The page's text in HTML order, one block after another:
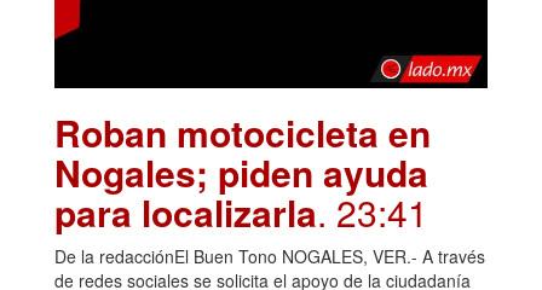
Roban motocicleta en
Nogales; piden ayuda
para localizarla. 23:41
De la redacciónEl Buen Tono NOGALES, VER.- A través
de redes sociales se solicita el apoyo de la ciudadanía